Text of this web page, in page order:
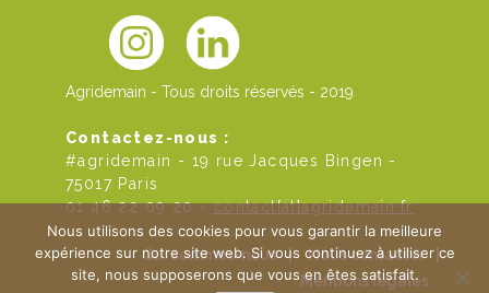
Agridemain - Tous droits réservés - 2019
Contactez-nous :
#agridemain - 19 rue Jacques Bingen -
75017 Paris
01 46 22 09 20 -contact[at]agridemain.fr
Qui sommes-nous | Nous contacter
|
Mentions légales
Nous utilisons des cookies pour vous garantir la meilleure
expérience sur notre site web. Si vous continuez à utiliser ce
site, nous supposerons que vous en êtes satisfait.